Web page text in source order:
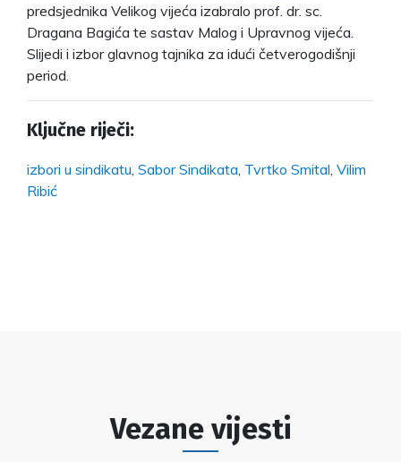
predsjednika Velikog vijeća izabralo prof. dr. sc.
Dragana Bagića te sastav Malog i Upravnog vijeća.
Slijedi i izbor glavnog tajnika za idući četverogodišnji
period.
Ključne riječi:
izbori u sindikatu Sabor Sindikata Tvrtko Smital Vilim
Ribić
Vezane vijesti